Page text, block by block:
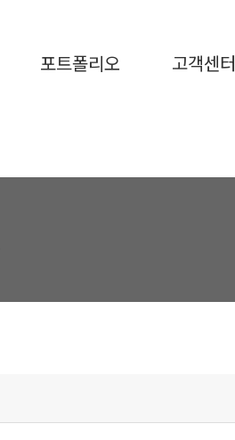
포트폴리오 고객센터